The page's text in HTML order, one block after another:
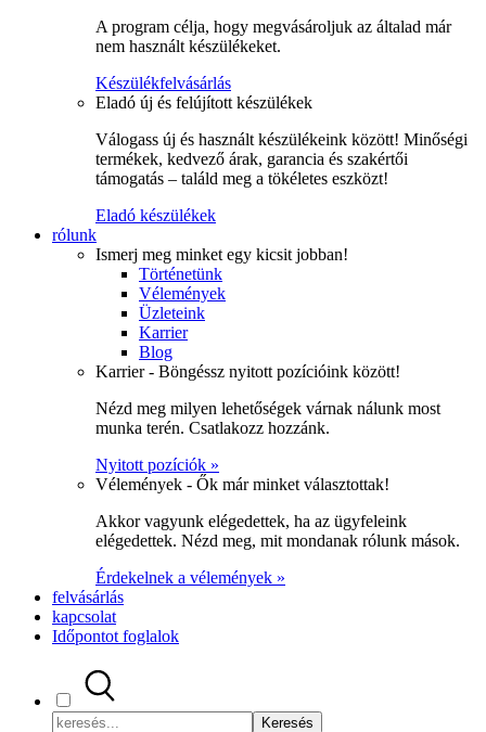
A program célja, hogy megvásároljuk az általad már
nem használt készülékeket.
Készülékfelvásárlás
Eladó új és felújított készülékek
Válogass új és használt készülékeink között! Minőségi
termékek, kedvező árak, garancia és szakértői
támogatás – találd meg a tökéletes eszközt!
Eladó készülékek
rólunk
Ismerj meg minket egy kicsit jobban!
Történetünk
Vélemények
Üzleteink
Karrier
Blog
Karrier - Böngéssz nyitott pozícióink között!
Nézd meg milyen lehetőségek várnak nálunk most
munka terén. Csatlakozz hozzánk.
Nyitott pozíciók »
Vélemények - Ők már minket választottak!
Akkor vagyunk elégedettek, ha az ügyfeleink
elégedettek. Nézd meg, mit mondanak rólunk mások.
Érdekelnek a vélemények »
felvásárlás
kapcsolat
Időpontot foglalok
Keresés